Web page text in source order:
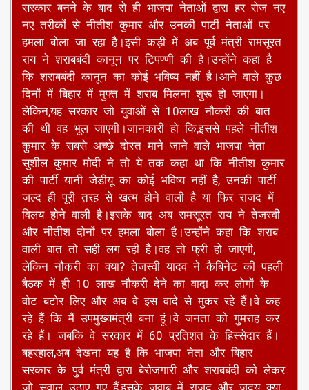
सरकार बनने के बाद से ही भाजपा नेताओं द्वारा हर रोज नए
नए तरीकों से नीतीश कुमार और उनकी पार्टी नेताओं पर
हमला बोला जा रहा है।इसी कड़ी में अब पूर्व मंत्री रामसूरत
राय ने शराबबंदी कानून पर टिपण्णी की है।उन्होंने कहा है
कि शराबबंदी कानून का कोई भविष्य नहीं है।आने वाले कुछ
दिनों में बिहार में मुफ्त में शराब मिलना शुरू हो जाएगा।
लेकिन,यह सरकार जो युवाओं से 10लाख नौकरी की बात
की थी वह भूल जाएगी।जानकारी हो कि,इससे पहले नीतीश
कुमार के सबसे अच्छे दोस्त माने जाने वाले भाजपा नेता
सुशील कुमार मोदी ने तो ये तक कहा था कि नीतीश कुमार
की पार्टी यानी जेडीयू का कोई भविष्य नहीं है, उनकी पार्टी
जल्द ही पूरी तरह से खत्म होने वाली है या फिर राजद में
विलय होने वाली है।इसके बाद अब रामसूरत राय ने तेजस्वी
और नीतीश दोनों पर हमला बोला है।उन्होंने कहा कि शराब
वाली बात तो सही लग रही है।वह तो फ्री हो जाएगी,
लेकिन नौकरी का क्या? तेजस्वी यादव ने कैबिनेट की पहली
बैठक में ही 10 लाख नौकरी देने का वादा कर लोगों के
वोट बटोर लिए और अब वे इस वादे से मुकर रहे हैं।वे कह
रहे हैं कि मैं उपमुख्यमंत्री बना हूं।वे जनता को गुमराह कर
रहे हैं। जबकि वे सरकार में 60 प्रतिशत के हिस्सेदार हैं।
बहरहाल,अब देखना यह है कि भाजपा नेता और बिहार
सरकार के पुर्व मंत्री द्वारा बेरोजगारी और शराबबंदी को लेकर